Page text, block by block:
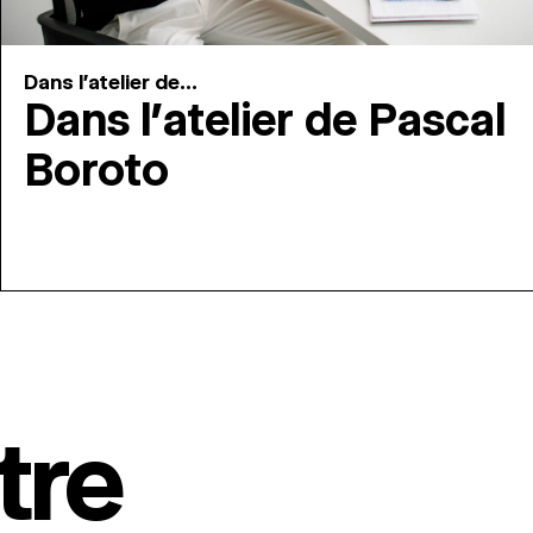
Dans l'atelier de...
Dans l’atelier de Pascal
Boroto